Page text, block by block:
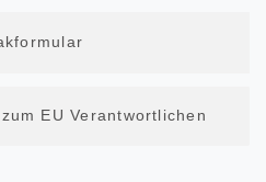
EU Verantwortlichen